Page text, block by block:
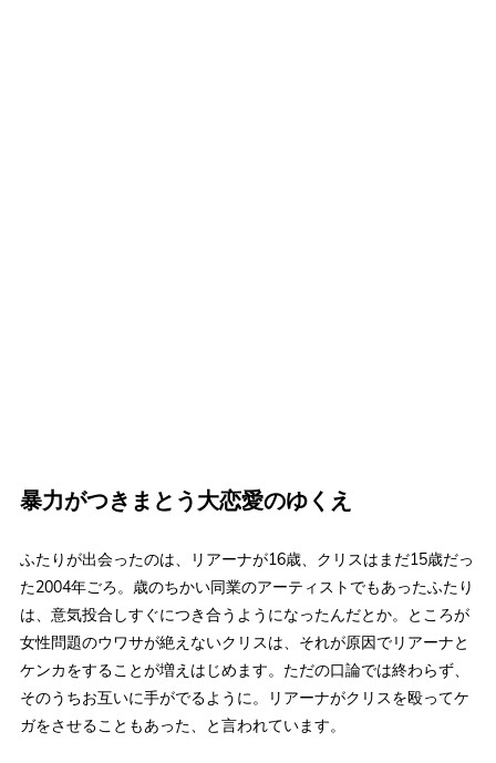
暴力がつきまとう大恋愛のゆくえ
ふたりが出会ったのは、リアーナが16歳、クリスはまだ15歳だっ
た2004年ごろ。歳のちかい同業のアーティストでもあったふたり
は、意気投合しすぐにつき合うようになったんだとか。ところが
女性問題のウワサが絶えないクリスは、それが原因でリアーナと
ケンカをすることが増えはじめます。ただの口論では終わらず、
そのうちお互いに手がでるように。リアーナがクリスを殴ってケ
ガをさせることもあった、と言われています。